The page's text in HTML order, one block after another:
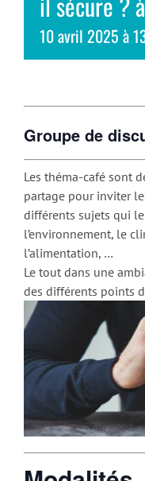
10 avril 2025 à
Groupe de
Les théma-café sont
partage pour inviter
différents sujets qui
l’environnement, le
l’alimentation, …
Le tout dans une
des différents points